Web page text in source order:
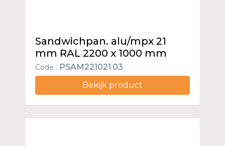
Sandwichpan. alu/mpx 21
mm RAL 2200 x 1000 mm
Code : PSAM221021.03
Bekijk product